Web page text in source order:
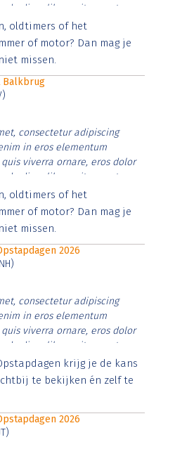
diam libero vitae erat.
cursus id rutrum lorem
risus tristique posuere.
oldtimers of het
of motor? Dan mag je
missen.
Balkbrug
consectetur adipiscing
in eros elementum
viverra ornare, eros dolor
diam libero vitae erat.
cursus id rutrum lorem
risus tristique posuere.
oldtimers of het
of motor? Dan mag je
missen.
2026
consectetur adipiscing
in eros elementum
viverra ornare, eros dolor
diam libero vitae erat.
cursus id rutrum lorem
risus tristique posuere.
krijg je de kans
te bekijken én zelf te
2026